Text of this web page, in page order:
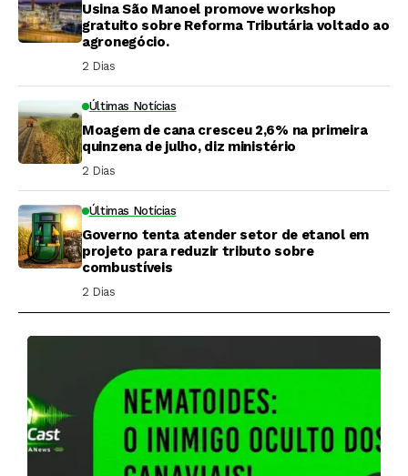
Usina São Manoel promove workshop
gratuito sobre Reforma Tributária voltado ao
agronegócio.
2 Dias ⁮
Últimas Notícias
Moagem de cana cresceu 2,6% na primeira
quinzena de julho, diz ministério
2 Dias ⁮
Últimas Notícias
Governo tenta atender setor de etanol em
projeto para reduzir tributo sobre
combustíveis
2 Dias ⁮